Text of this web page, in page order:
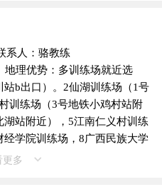
系人：骆教练
地理优势：多训练场就近选
b出口）。2仙湖训练场（1号
训练场（3号地铁小鸡村站附
站附近），5江南仁义村训练
学院训练场，8广西民族大学
道龙岗训练场。。。。。。
更多